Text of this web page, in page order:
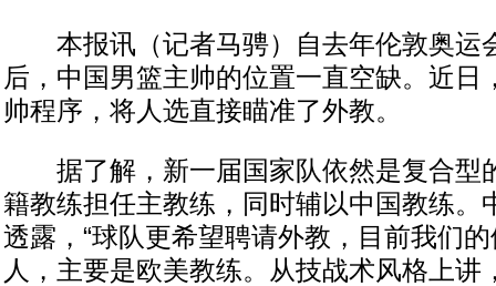
本报讯（记者马骋）自去年伦敦奥运
后，中国男篮主帅的位置一直空缺。近日
帅程序，将人选直接瞄准了外教。
据了解，新一届国家队依然是复合型
籍教练担任主教练，同时辅以中国教练。
透露，“球队更希望聘请外教，目前我们
人，主要是欧美教练。从技战术风格上讲